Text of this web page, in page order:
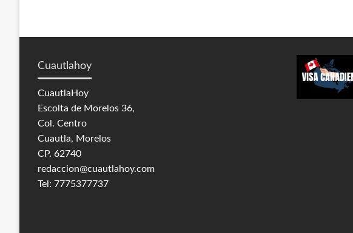
Cuautlahoy
CuautlaHoy
Escolta de Morelos 36,
Col. Centro
Cuautla, Morelos
CP. 62740
redaccion@cuautlahoy.com
Tel: 7775377737